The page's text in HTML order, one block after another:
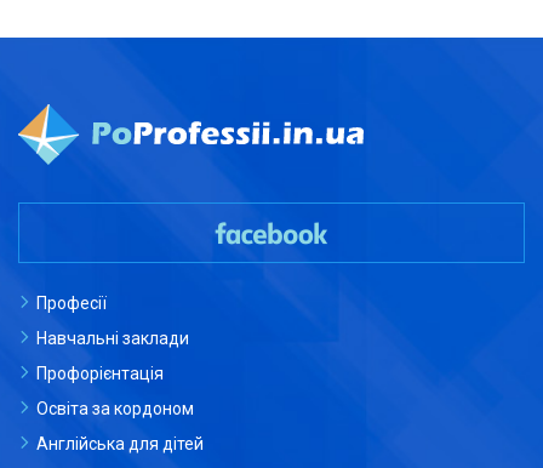
Професії
Навчальні заклади
Профорієнтація
Освіта за кордоном
Англійська для дітей